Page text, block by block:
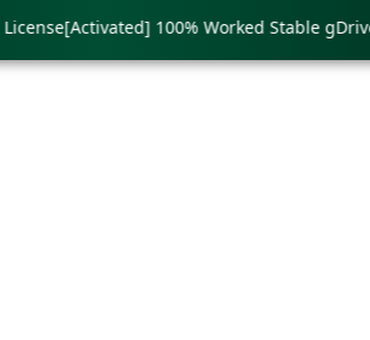
100% Worked Stable gDrive